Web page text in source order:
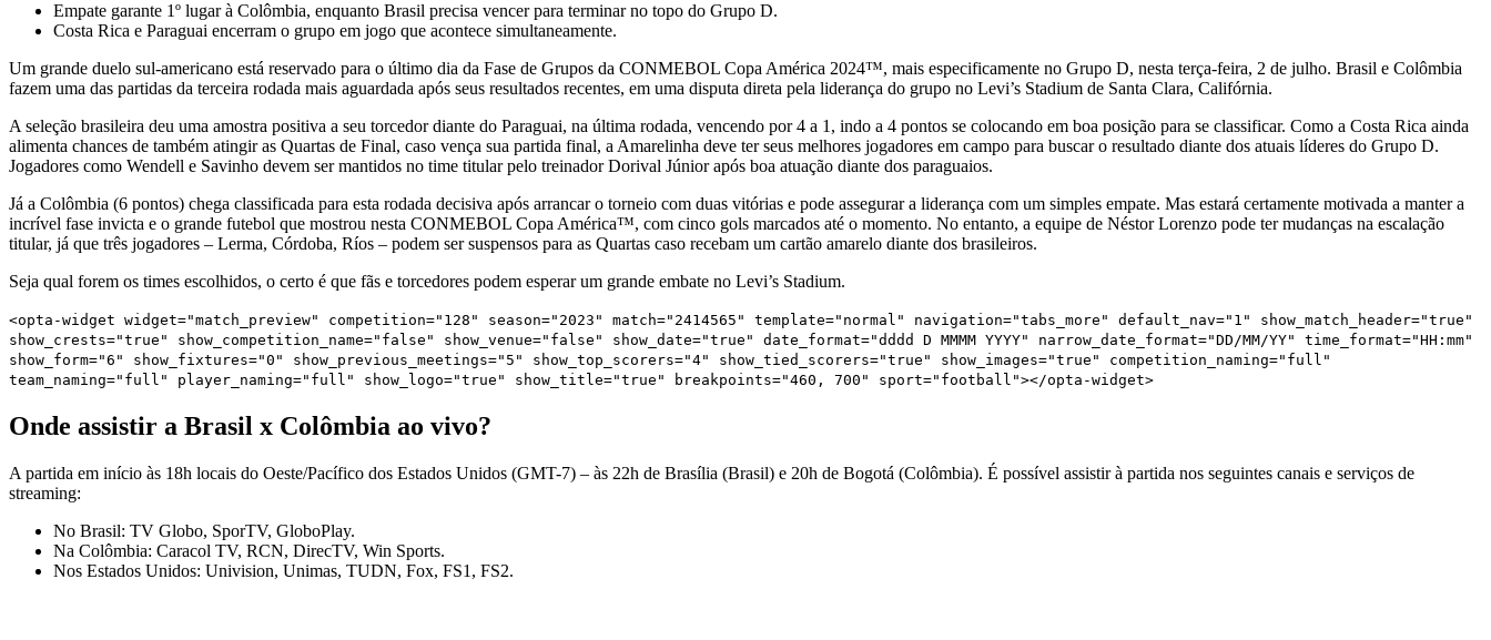
Empate garante 1º lugar à Colômbia, enquanto Brasil precisa vencer para terminar no topo do Grupo D.
Costa Rica e Paraguai encerram o grupo em jogo que acontece simultaneamente.
Um grande duelo sul-americano está reservado para o último dia da Fase de Grupos da CONMEBOL Copa América 2024™, mais especificamente no Grupo D, nesta terça-feira, 2 de julho. Brasil e Colômbia
fazem uma das partidas da terceira rodada mais aguardada após seus resultados recentes, em uma disputa direta pela liderança do grupo no Levi’s Stadium de Santa Clara, Califórnia.
A seleção brasileira deu uma amostra positiva a seu torcedor diante do Paraguai, na última rodada, vencendo por 4 a 1, indo a 4 pontos se colocando em boa posição para se classificar. Como a Costa Rica ainda
alimenta chances de também atingir as Quartas de Final, caso vença sua partida final, a Amarelinha deve ter seus melhores jogadores em campo para buscar o resultado diante dos atuais líderes do Grupo D.
Jogadores como Wendell e Savinho devem ser mantidos no time titular pelo treinador Dorival Júnior após boa atuação diante dos paraguaios.
Já a Colômbia (6 pontos) chega classificada para esta rodada decisiva após arrancar o torneio com duas vitórias e pode assegurar a liderança com um simples empate. Mas estará certamente motivada a manter a
incrível fase invicta e o grande futebol que mostrou nesta CONMEBOL Copa América™, com cinco gols marcados até o momento. No entanto, a equipe de Néstor Lorenzo pode ter mudanças na escalação
titular, já que três jogadores – Lerma, Córdoba, Ríos – podem ser suspensos para as Quartas caso recebam um cartão amarelo diante dos brasileiros.
Seja qual forem os times escolhidos, o certo é que fãs e torcedores podem esperar um grande embate no Levi’s Stadium.
<opta-widget widget="match_preview" competition="128" season="2023" match="2414565" template="normal" navigation="tabs_more" default_nav="1" show_match_header="true"
show_crests="true" show_competition_name="false" show_venue="false" show_date="true" date_format="dddd D MMMM YYYY" narrow_date_format="DD/MM/YY" time_format="HH:mm"
show_form="6" show_fixtures="0" show_previous_meetings="5" show_top_scorers="4" show_tied_scorers="true" show_images="true" competition_naming="full"
team_naming="full" player_naming="full" show_logo="true" show_title="true" breakpoints="460, 700" sport="football"></opta-widget>
Onde assistir a Brasil x Colômbia ao vivo?
A partida em início às 18h locais do Oeste/Pacífico dos Estados Unidos (GMT-7) – às 22h de Brasília (Brasil) e 20h de Bogotá (Colômbia). É possível assistir à partida nos seguintes canais e serviços de
streaming:
No Brasil: TV Globo, SporTV, GloboPlay.
Na Colômbia: Caracol TV, RCN, DirecTV, Win Sports.
Nos Estados Unidos: Univision, Unimas, TUDN, Fox, FS1, FS2.